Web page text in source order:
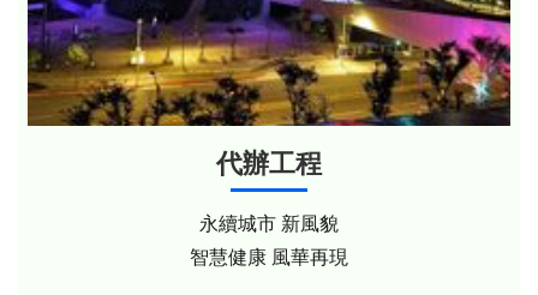
代辦工程
永續城市 新風貌
智慧健康 風華再現